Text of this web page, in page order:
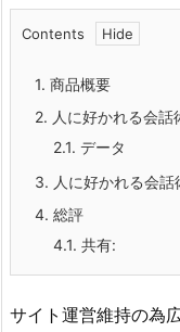
Contents
1. 商品概要
2. 人に好かれる会
2.1. データ
3. 人に好かれる会
4. 総評
4.1. 共有:
サイト運営維持の為